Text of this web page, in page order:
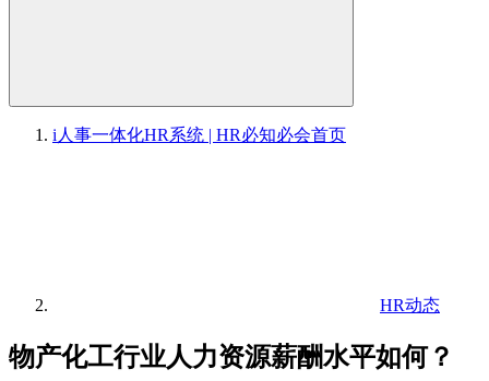
i人事一体化HR系统 | HR必知必会首页
HR动态
物产化工行业人力资源薪酬水平如何？